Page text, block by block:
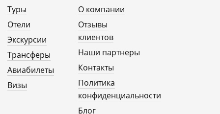
Туры
Отели
Экскурсии
Трансферы
Авиабилеты
Визы
О компании
Отзывы
клиентов
Наши партнеры
Контакты
Политика
конфиденциальности
Блог